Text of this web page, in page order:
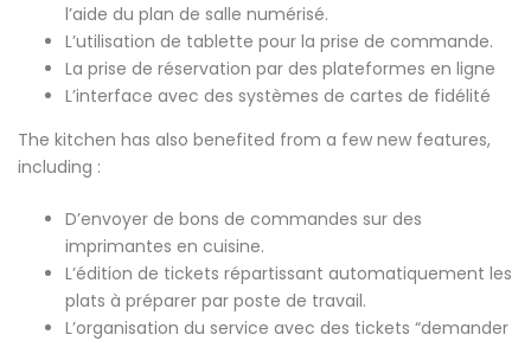
l’aide du plan de salle numérisé.
L’utilisation de tablette pour la prise de commande.
La prise de réservation par des plateformes en ligne
L’interface avec des systèmes de cartes de fidélité
The kitchen has also benefited from a few new features,
including :
D’envoyer de bons de commandes sur des
imprimantes en cuisine.
L’édition de tickets répartissant automatiquement les
plats à préparer par poste de travail.
L’organisation du service avec des tickets “demander